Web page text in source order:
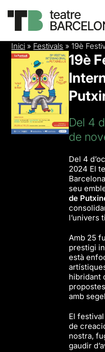
Inici » Festivals »19è
19è
Del 4
de
Del 4
2024 El
seu
de
l’univers
Amb 25
prestigi
està
hibridant
amb
El
de
nostra,
gaudir